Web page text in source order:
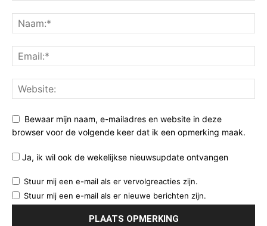
Bewaar mijn naam, e-mailadres en website in deze
browser voor de volgende keer dat ik een opmerking maak.
Ja, ik wil ook de wekelijkse nieuwsupdate ontvangen
Stuur mij een e-mail als er vervolgreacties zijn.
Stuur mij een e-mail als er nieuwe berichten zijn.